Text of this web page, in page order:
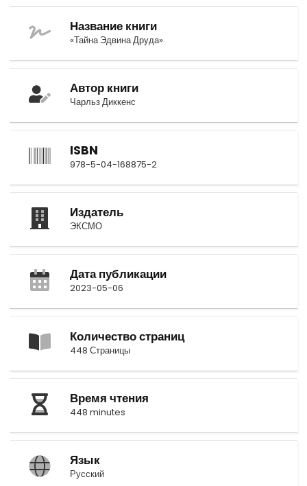
Название книги
«Тайна Эдвина Друда»
Автор книги
Чарльз Диккенс
ISBN
978-5-04-168875-2
Издатель
ЭКСМО
Дата публикации
2023-05-06
Количество страниц
448 Страницы
Время чтения
448 minutes
Язык
Русский